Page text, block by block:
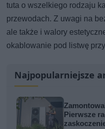
tuta o wszelkiego rodzaju
przewodach. Z uwagi na
ale także i walory
okablowanie pod listwę
Najpopularniejsze
Pierwsze